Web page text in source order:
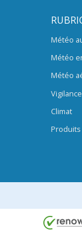
Météo
Météo
Météo
Climat